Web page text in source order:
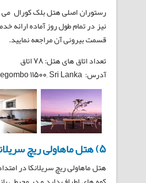
رستوران اصلی هتل بلک کورال می
نیز در تمام طول روز آماده ارائه
قسمت بیرونی آن مراجعه نمایید.
تعداد اتاق های هتل: 78 اتاق
آدرس: Ethukale, Negombo 11500, Sri Lanka
5) هتل ماهاولی ریچ سریلانکا در شهر کندی (MAHAWEI REACH HOTEL)
هتل ماهاولی ریچ سریلانکا در